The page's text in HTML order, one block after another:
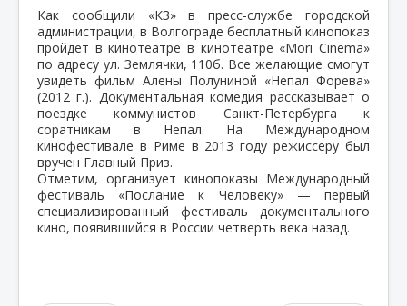
Как сообщили «КЗ» в пресс-службе городской
администрации, в Волгограде бесплатный кинопоказ
пройдет в кинотеатре в кинотеатре «Mori Cinema»
по адресу ул. Землячки, 110б. Все желающие смогут
увидеть фильм Алены Полуниной «Непал Форева»
(2012 г.). Документальная комедия рассказывает о
поездке коммунистов Санкт-Петербурга к
соратникам в Непал. На Международном
кинофестивале в Риме в 2013 году режиссеру был
вручен Главный Приз.
Отметим, организует кинопоказы Международный
фестиваль «Послание к Человеку» — первый
специализированный фестиваль документального
кино, появившийся в России четверть века назад.